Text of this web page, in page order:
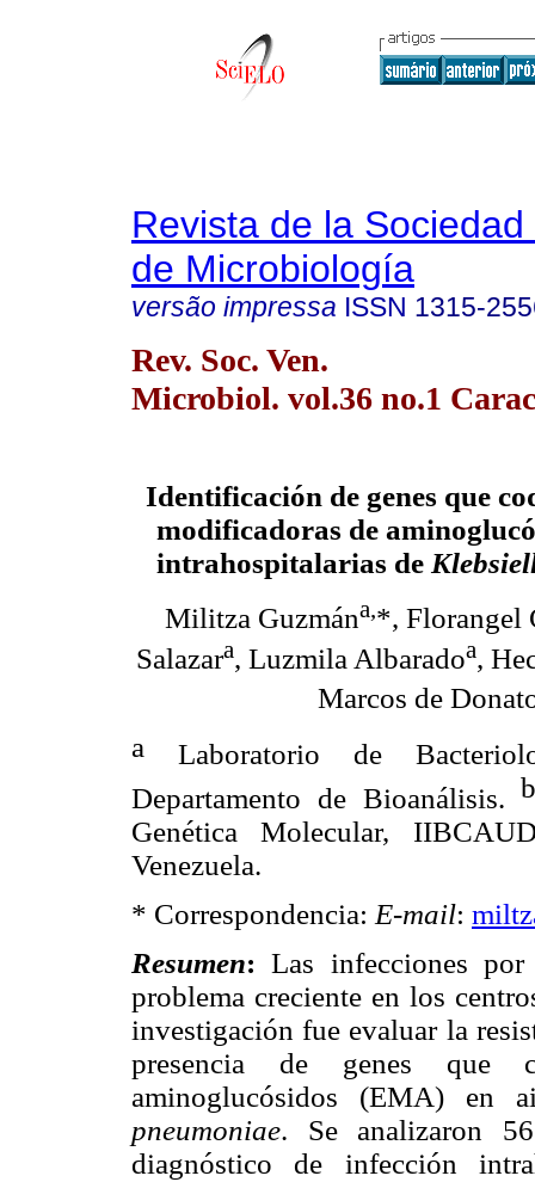
Revista de la
de Microbiología
versão impressa ISSN 1315-
Rev. Soc. Ven.
Microbiol. vol.36 no.1
Identificación de genes que
modificadoras de
intrahospitalarias de
Militza Guzmána,*, Florangel
Salazara, Luzmila Albaradoa,
Marcos de
a
Laboratorio de
Departamento de Bioanálisis.
Genética Molecular,
Venezuela.
* Correspondencia: E-mail:
Resumen: Las infecciones
problema creciente en los
investigación fue evaluar la
presencia de genes que
aminoglucósidos (EMA) en
pneumoniae. Se analizaron
diagnóstico de infección